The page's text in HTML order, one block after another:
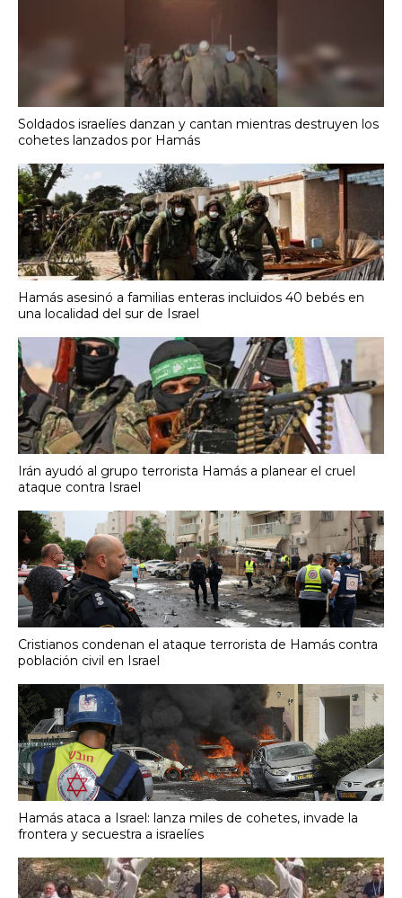
Soldados israelíes danzan y cantan mientras destruyen los
cohetes lanzados por Hamás
Hamás asesinó a familias enteras incluidos 40 bebés en
una localidad del sur de Israel
Irán ayudó al grupo terrorista Hamás a planear el cruel
ataque contra Israel
Cristianos condenan el ataque terrorista de Hamás contra
población civil en Israel
Hamás ataca a Israel: lanza miles de cohetes, invade la
frontera y secuestra a israelíes